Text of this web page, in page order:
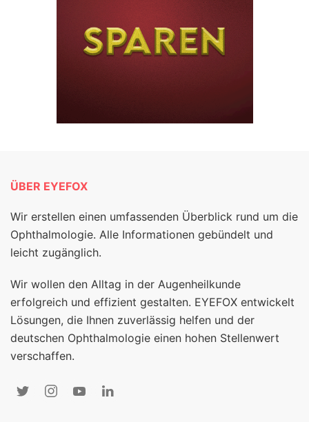
ÜBER EYEFOX
Wir erstellen einen umfassenden Überblick rund um die
Ophthalmologie. Alle Informationen gebündelt und
leicht zugänglich.
Wir wollen den Alltag in der Augenheilkunde
erfolgreich und effizient gestalten. EYEFOX entwickelt
Lösungen, die Ihnen zuverlässig helfen und der
deutschen Ophthalmologie einen hohen Stellenwert
verschaffen.